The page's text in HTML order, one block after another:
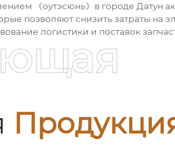
《оутэсюнь》в городе Датун
позволяют снизить затраты на
логистики и поставок